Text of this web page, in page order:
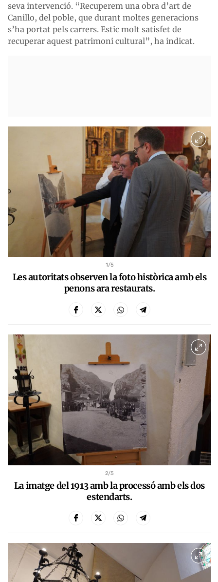
seva intervenció. “Recuperem una obra d’art de
Canillo, del poble, que durant moltes generacions
s’ha portat pels carrers. Estic molt satisfet de
recuperar aquest patrimoni cultural”, ha indicat.
1/5
Les autoritats observen la foto històrica amb els
penons ara restaurats.
2/5
La imatge del 1913 amb la processó amb els dos
estendarts.